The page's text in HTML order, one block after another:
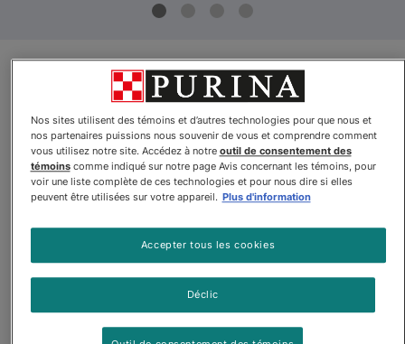
Mise à jour du produit
Friskiesᴹᴰ Terre et Mer
Nourriture pour Chats
Par Friskiesᴹᴰ
Friskiesᴹᴰ Terre et Mer Nourriture pour Chats
Nos sites utilisent des témoins et d’autres technologies pour que nous et
nos partenaires puissions nous souvenir de vous et comprendre comment
vous utilisez notre site. Accédez à notre outil de consentement des
témoinscomme indiqué sur notre page Avis concernant les témoins, pour
voir une liste complète de ces technologies et pour nous dire si elles
peuvent être utilisées sur votre appareil. Plus d'information
Déclic
Accepter tous les cookies